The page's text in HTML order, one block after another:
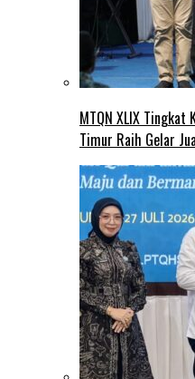
MTQN XLIX
Timur Raih Gelar